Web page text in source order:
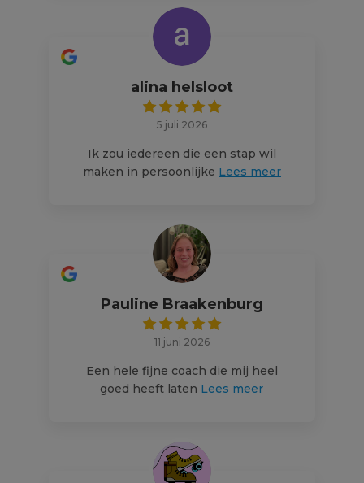
alina helsloot
5 juli 2026
Ik zou iedereen die een stap wil
maken in persoonlijke Lees meer
Pauline Braakenburg
11 juni 2026
Een hele fijne coach die mij heel
goed heeft laten Lees meer